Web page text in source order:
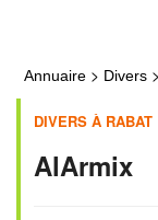
Annuaire > Divers >
DIVERS À RABAT
AlArmix